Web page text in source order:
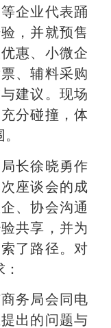
企业代表踊
，并就预售
惠、小微企
、辅料采购
建议。现场
分碰撞，体
长徐晓勇作
座谈会的成
、协会沟通
共享，并为
了路径。对
务局会同电
出的问题与